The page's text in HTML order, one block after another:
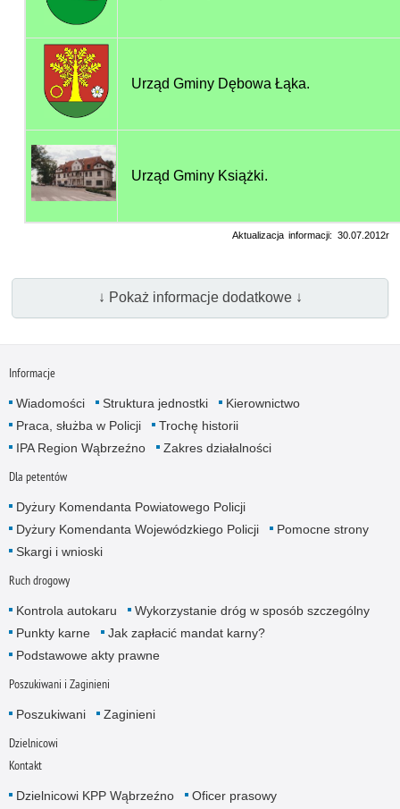
Urząd Gminy Dębowa Łąka.
Urząd Gminy Książki.
Aktualizacja informacji: 30.07.2012r
↓ Pokaż informacje dodatkowe ↓
Informacje
Wiadomości Struktura jednostki
Kierownictwo
Praca, służba w Policji
Trochę historii
IPA Region Wąbrzeźno
Zakres działalności
Dla petentów
Dyżury Komendanta Powiatowego Policji
Dyżury Komendanta Wojewódzkiego Policji
Pomocne strony
Skargi i wnioski
Ruch drogowy
Kontrola autokaru
Wykorzystanie dróg w sposób szczególny
Punkty karne
Jak zapłacić mandat karny?
Podstawowe akty prawne
Poszukiwani i Zaginieni
Poszukiwani Zaginieni
Dzielnicowi
Kontakt
Dzielnicowi KPP Wąbrzeźno
Oficer prasowy